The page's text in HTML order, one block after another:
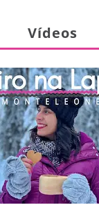
Vídeos